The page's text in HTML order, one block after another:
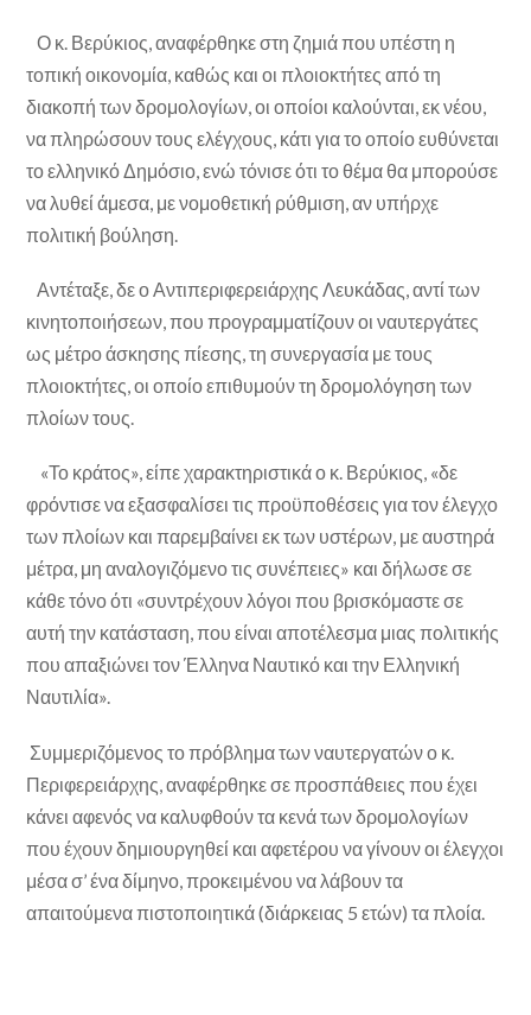
Ο κ. Βερύκιος, αναφέρθηκε στη ζημιά που υπέστη η
τοπική οικονομία, καθώς και οι πλοιοκτήτες από τη
διακοπή των δρομολογίων, οι οποίοι καλούνται, εκ νέου,
να πληρώσουν τους ελέγχους, κάτι για το οποίο ευθύνεται
το ελληνικό Δημόσιο, ενώ τόνισε ότι το θέμα θα μπορούσε
να λυθεί άμεσα, με νομοθετική ρύθμιση, αν υπήρχε
πολιτική βούληση.
Αντέταξε, δε ο Αντιπεριφερειάρχης Λευκάδας, αντί των
κινητοποιήσεων, που προγραμματίζουν οι ναυτεργάτες
ως μέτρο άσκησης πίεσης, τη συνεργασία με τους
πλοιοκτήτες, οι οποίο επιθυμούν τη δρομολόγηση των
πλοίων τους.
«Το κράτος», είπε χαρακτηριστικά ο κ. Βερύκιος, «δε
φρόντισε να εξασφαλίσει τις προϋποθέσεις για τον έλεγχο
των πλοίων και παρεμβαίνει εκ των υστέρων, με αυστηρά
μέτρα, μη αναλογιζόμενο τις συνέπειες» και δήλωσε σε
κάθε τόνο ότι «συντρέχουν λόγοι που βρισκόμαστε σε
αυτή την κατάσταση, που είναι αποτέλεσμα μιας πολιτικής
που απαξιώνει τον Έλληνα Ναυτικό και την Ελληνική
Ναυτιλία».
Συμμεριζόμενος το πρόβλημα των ναυτεργατών ο κ.
Περιφερειάρχης, αναφέρθηκε σε προσπάθειες που έχει
κάνει αφενός να καλυφθούν τα κενά των δρομολογίων
που έχουν δημιουργηθεί και αφετέρου να γίνουν οι έλεγχοι
μέσα σ’ ένα δίμηνο, προκειμένου να λάβουν τα
απαιτούμενα πιστοποιητικά (διάρκειας 5 ετών) τα πλοία.